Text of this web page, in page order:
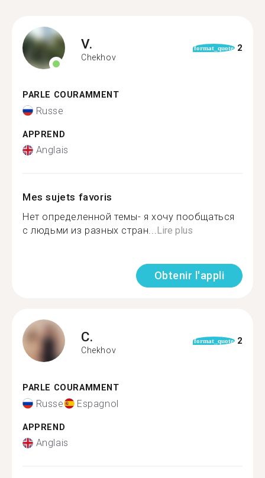
V.
Chekhov
format_quote 2
PARLE COURAMMENT
Russe
APPREND
Anglais
Mes sujets favoris
Нет определенной темы- я хочу пообщаться
с людьми из разных стран...Lire plus
Obtenir l'appli
C.
Chekhov
format_quote 2
PARLE COURAMMENT
Russe Espagnol
APPREND
Anglais